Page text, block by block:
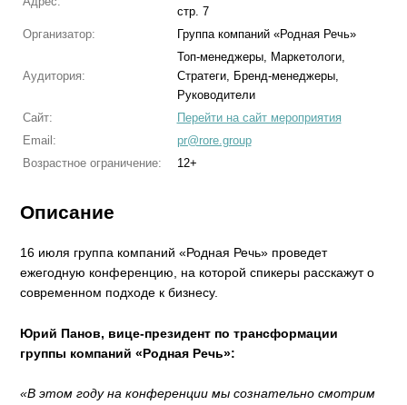
стр. 7
Организатор:
Группа компаний «Родная Речь»
Аудитория:
Топ-менеджеры, Маркетологи,
Стратеги, Бренд-менеджеры,
Руководители
Сайт:
Перейти на сайт мероприятия
Email:
pr@rore.group
Возрастное ограничение:
12+
Описание
16 июля группа компаний «Родная Речь» проведет
ежегодную конференцию, на которой спикеры расскажут о
современном подходе к бизнесу.
Юрий Панов, вице-президент по трансформации
группы компаний «Родная Речь»:
«В этом году на конференции мы сознательно смотрим